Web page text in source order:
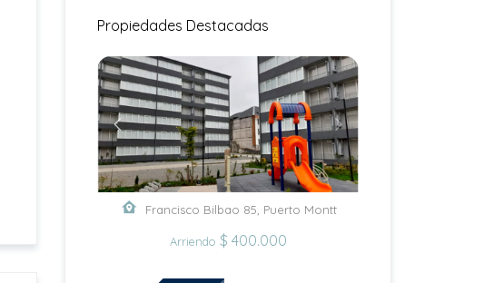
Propiedades Destacadas
Francisco Bilbao 85, Puerto Montt
Arriendo $ 400.000